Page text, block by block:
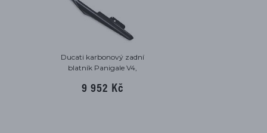
Ducati karbonový zadní
blatník Panigale V4,
9 952 Kč